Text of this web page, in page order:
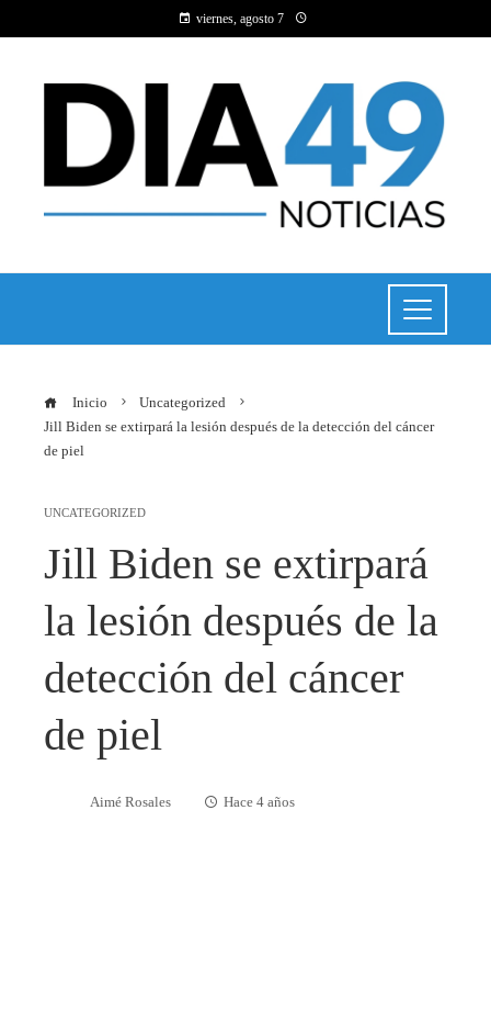
viernes, agosto 7
Inicio
Uncategorized
Jill Biden se extirpará la lesión después de la detección del cáncer
de piel
UNCATEGORIZED
Jill Biden se extirpará
la lesión después de la
detección del cáncer
de piel
Aimé Rosales Hace 4 años